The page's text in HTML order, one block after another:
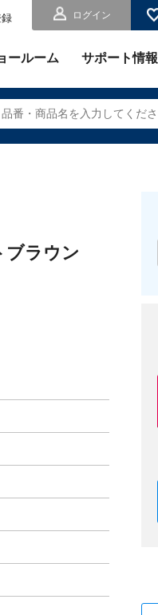
ログイン
ールーム サポート情報
表示されます。
ブラウン